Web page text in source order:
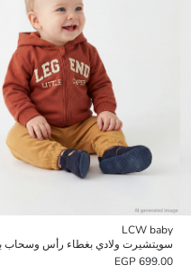
LCW baby
699.00 EGP